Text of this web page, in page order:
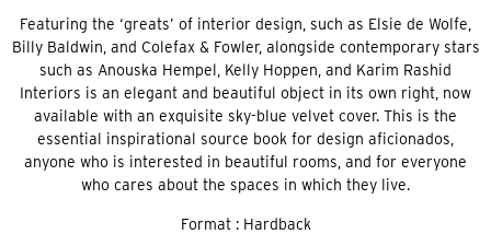
Featuring the ‘greats’ of interior design, such as Elsie de Wolfe,
Billy Baldwin, and Colefax & Fowler, alongside contemporary stars
such as Anouska Hempel, Kelly Hoppen, and Karim Rashid
Interiors is an elegant and beautiful object in its own right, now
available with an exquisite sky-blue velvet cover. This is the
essential inspirational source book for design aficionados,
anyone who is interested in beautiful rooms, and for everyone
who cares about the spaces in which they live.
Format : Hardback